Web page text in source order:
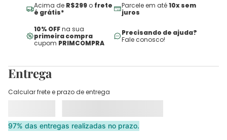
Acima de R$299 o frete
é grátis*
Parcele em até10x sem
juros
10% OFFna sua
primeira compra
cupom PRIMCOMPRA
Precisando de ajuda?
Fale conosco!
Entrega
Calcular frete e prazo de entrega
97% das entregas realizadas no prazo.